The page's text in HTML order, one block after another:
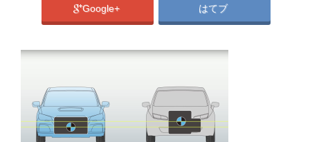
Google+ はてブ